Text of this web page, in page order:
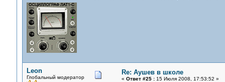
Leon
Глобальный модератор
Re: Аушев в школе
« Ответ #25 :15 Июля 2008, 17:53:52 »